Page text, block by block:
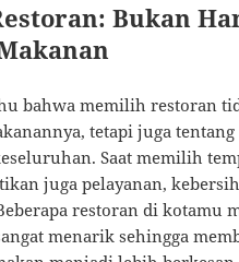
Bukan
bahwa memilih restoran
tetapi juga tentang
Saat memilih
juga pelayanan,
restoran di kotamu
menarik sehingga